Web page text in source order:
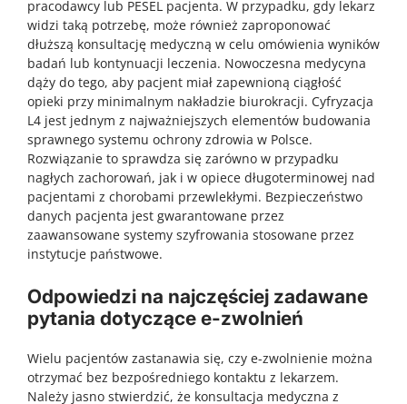
pracodawcy lub PESEL pacjenta. W przypadku, gdy lekarz
widzi taką potrzebę, może również zaproponować
dłuższą konsultację medyczną w celu omówienia wyników
badań lub kontynuacji leczenia. Nowoczesna medycyna
dąży do tego, aby pacjent miał zapewnioną ciągłość
opieki przy minimalnym nakładzie biurokracji. Cyfryzacja
L4 jest jednym z najważniejszych elementów budowania
sprawnego systemu ochrony zdrowia w Polsce.
Rozwiązanie to sprawdza się zarówno w przypadku
nagłych zachorowań, jak i w opiece długoterminowej nad
pacjentami z chorobami przewlekłymi. Bezpieczeństwo
danych pacjenta jest gwarantowane przez
zaawansowane systemy szyfrowania stosowane przez
instytucje państwowe.
Odpowiedzi na najczęściej zadawane
pytania dotyczące e-zwolnień
Wielu pacjentów zastanawia się, czy e-zwolnienie można
otrzymać bez bezpośredniego kontaktu z lekarzem.
Należy jasno stwierdzić, że konsultacja medyczna z